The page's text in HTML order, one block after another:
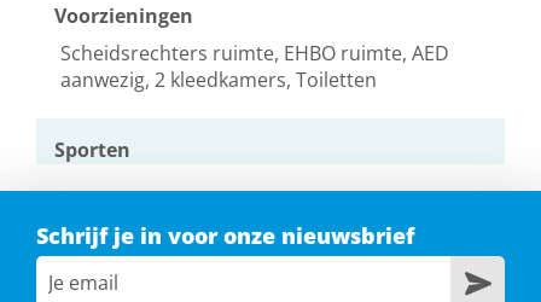
Voorzieningen
Scheidsrechters ruimte, EHBO ruimte, AED
aanwezig, 2 kleedkamers, Toiletten
Sporten
Volleybal, Handbal, Badminton, Basketbal, Korfbal
Schrijf je in voor onze nieuwsbrief